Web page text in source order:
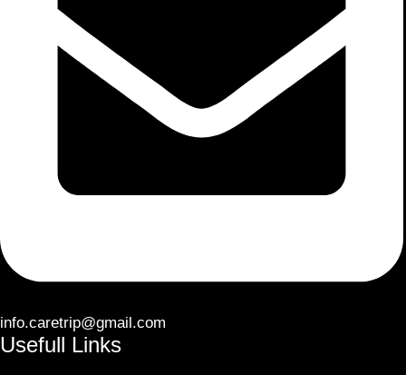
info.caretrip@gmail.com
Usefull Links